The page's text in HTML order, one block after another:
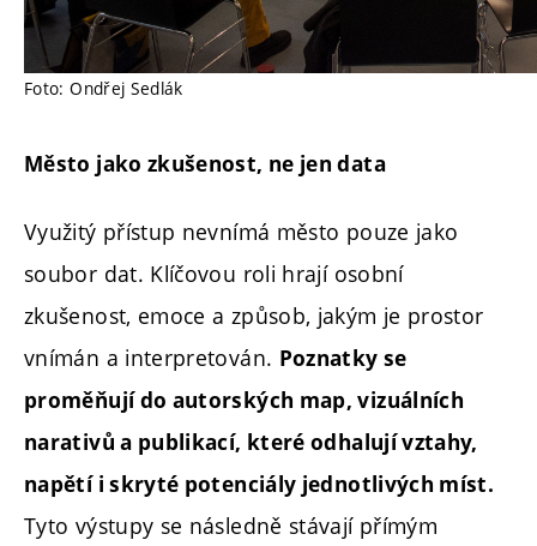
Foto: Ondřej Sedlák
Město jako zkušenost, ne jen data
Využitý přístup nevnímá město pouze jako
soubor dat. Klíčovou roli hrají osobní
zkušenost, emoce a způsob, jakým je prostor
vnímán a interpretován. Poznatky se
proměňují do autorských map, vizuálních
narativů a publikací, které odhalují vztahy,
napětí i skryté potenciály jednotlivých míst.
Tyto výstupy se následně stávají přímým